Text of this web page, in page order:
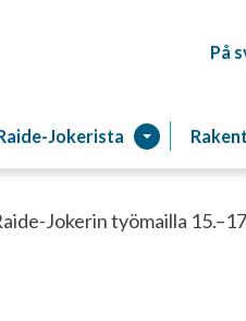
På
Jokerista
Jokerin työmailla